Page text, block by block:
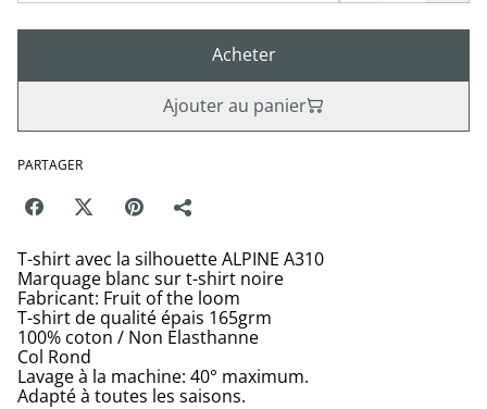
Acheter
Ajouter au panier
PARTAGER
T-shirt avec la silhouette ALPINE A310
Marquage blanc sur t-shirt noire
Fabricant: Fruit of the loom
T-shirt de qualité épais 165grm
100% coton / Non Elasthanne
Col Rond
Lavage à la machine: 40° maximum.
Adapté à toutes les saisons.